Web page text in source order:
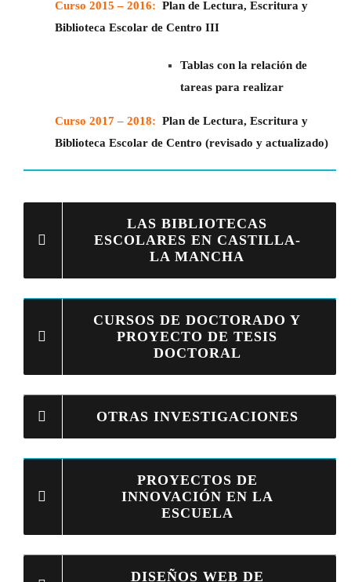
Curso 2015 – 2016: Plan de Lectura, Escritura y
Biblioteca Escolar de Centro III
Tablas con la relación de
tareas para realizar
Curso 2017 – 2018: Plan de Lectura, Escritura y
Biblioteca Escolar de Centro (revisado y actualizado)
LAS BIBLIOTECAS
ESCOLARES EN CASTILLA-
LA MANCHA
CURSOS DE DOCTORADO Y
PROYECTO DE TESIS
DOCTORAL
OTRAS INVESTIGACIONES
PROYECTOS DE
INNOVACIÓN EN LA
ESCUELA
DISEÑOS WEB DE